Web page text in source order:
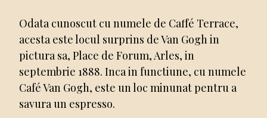
Odata cunoscut cu numele de Caffé Terrace,
acesta este locul surprins de Van Gogh in
pictura sa, Place de Forum, Arles, in
septembrie 1888. Inca in functiune, cu numele
Café Van Gogh, este un loc minunat pentru a
savura un espresso.